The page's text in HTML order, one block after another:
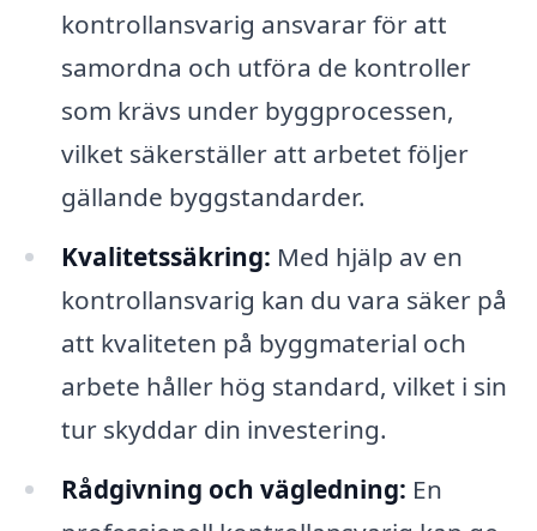
kontrollansvarig ansvarar för att
samordna och utföra de kontroller
som krävs under byggprocessen,
vilket säkerställer att arbetet följer
gällande byggstandarder.
Kvalitetssäkring: Med hjälp av en
kontrollansvarig kan du vara säker på
att kvaliteten på byggmaterial och
arbete håller hög standard, vilket i sin
tur skyddar din investering.
Rådgivning och vägledning: En